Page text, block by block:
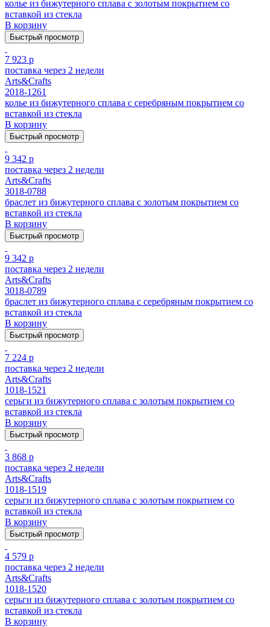
колье из бижутерного сплава с золотым покрытием cо
вставкой из стекла
В корзину
Быстрый просмотр
7 923 р
поставка через 2 недели
Arts&Crafts
2018-1261
колье из бижутерного сплава с серебряным покрытием cо
вставкой из стекла
В корзину
Быстрый просмотр
9 342 р
поставка через 2 недели
Arts&Crafts
3018-0788
браслет из бижутерного сплава с золотым покрытием cо
вставкой из стекла
В корзину
Быстрый просмотр
9 342 р
поставка через 2 недели
Arts&Crafts
3018-0789
браслет из бижутерного сплава с серебряным покрытием cо
вставкой из стекла
В корзину
Быстрый просмотр
7 224 р
поставка через 2 недели
Arts&Crafts
1018-1521
серьги из бижутерного сплава с золотым покрытием cо
вставкой из стекла
В корзину
Быстрый просмотр
3 868 р
поставка через 2 недели
Arts&Crafts
1018-1519
серьги из бижутерного сплава с золотым покрытием cо
вставкой из стекла
В корзину
Быстрый просмотр
4 579 р
поставка через 2 недели
Arts&Crafts
1018-1520
серьги из бижутерного сплава с золотым покрытием cо
вставкой из стекла
В корзину